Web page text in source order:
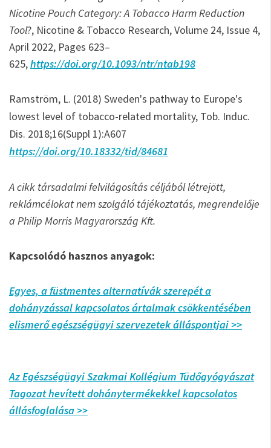
Nicotine Pouch Category: A Tobacco Harm Reduction
Tool?, Nicotine & Tobacco Research, Volume 24, Issue 4,
April 2022, Pages 623–
625,https://doi.org/10.1093/ntr/ntab198
Ramström, L. (2018) Sweden's pathway to Europe's
lowest level of tobacco-related mortality, Tob. Induc.
Dis. 2018;16(Suppl 1):A607
https://doi.org/10.18332/tid/84681
A cikk társadalmi felvilágosítás céljából létrejött,
reklámcélokat nem szolgáló tájékoztatás, megrendelője
a Philip Morris Magyarország Kft.
Kapcsolódó hasznos anyagok:
Egyes, a füstmentes alternatívák szerepét a
dohányzással kapcsolatos ártalmak csökkentésében
elismerő egészségügyi szervezetek álláspontjai >>
Az Egészségügyi Szakmai Kollégium Tüdőgyógyászat
Tagozat hevített dohánytermékekkel kapcsolatos
állásfoglalása >>